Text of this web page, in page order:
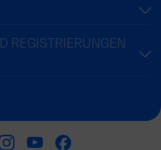
REGISTRIERUNGEN